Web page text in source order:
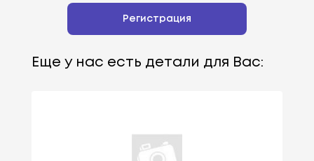
Регистрация
Еще у нас есть детали для Вас: